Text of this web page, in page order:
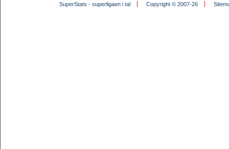
SuperStats - superligaen i tal Copyright © 2007-26